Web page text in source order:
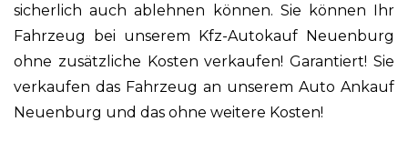
sicherlich auch ablehnen können. Sie können Ihr
Fahrzeug bei unserem Kfz-Autokauf Neuenburg
ohne zusätzliche Kosten verkaufen! Garantiert! Sie
verkaufen das Fahrzeug an unserem Auto Ankauf
Neuenburg und das ohne weitere Kosten!